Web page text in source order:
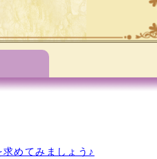
めてみましょう♪